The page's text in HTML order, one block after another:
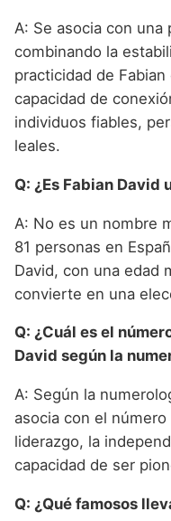
A: Se asocia con una
combinando la
practicidad de
capacidad de
individuos fiables,
leales.
Q: ¿Es Fabian David
A: No es un nombre
81 personas en
David, con una edad
convierte en una
Q: ¿Cuál es el
David según la
A: Según la
asocia con el
liderazgo, la
capacidad de ser
Q: ¿Qué famosos